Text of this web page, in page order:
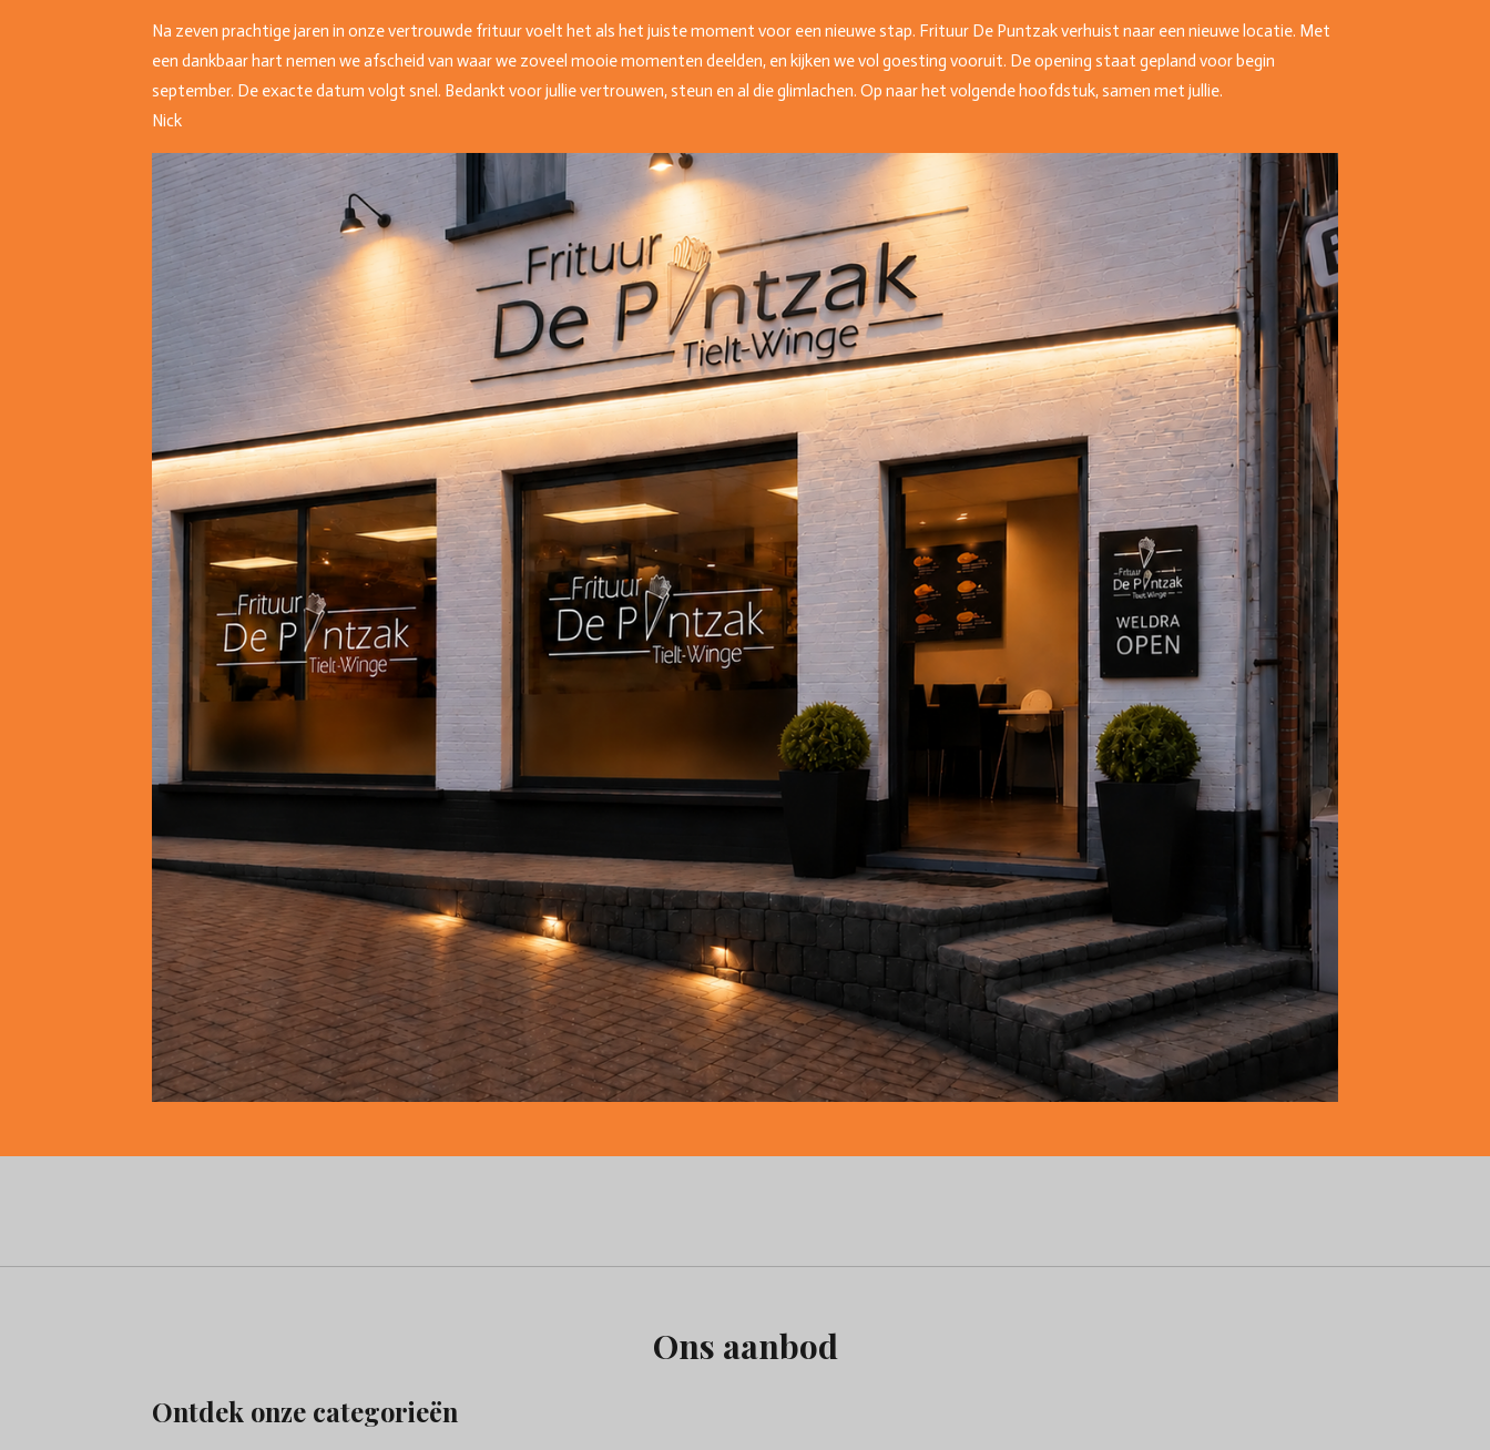
Na zeven prachtige jaren in onze vertrouwde frituur voelt het als het juiste moment voor een nieuwe stap. Frituur De Puntzak verhuist naar een nieuwe locatie. Met
een dankbaar hart nemen we afscheid van waar we zoveel mooie momenten deelden, en kijken we vol goesting vooruit. De opening staat gepland voor begin
september. De exacte datum volgt snel. Bedankt voor jullie vertrouwen, steun en al die glimlachen. Op naar het volgende hoofdstuk, samen met jullie.
Nick
Ons aanbod
Ontdek onze categorieën